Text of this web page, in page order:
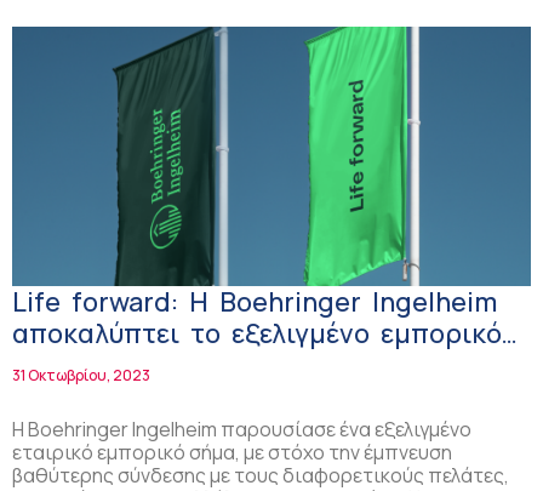
Life forward: Η Boehringer Ingelheim
αποκαλύπτει το εξελιγμένο εμπορικό
σήμα της!
31 Οκτωβρίου, 2023
Η Boehringer Ingelheim παρουσίασε ένα εξελιγμένο
εταιρικό εμπορικό σήμα, με στόχο την έμπνευση
βαθύτερης σύνδεσης με τους διαφορετικούς πελάτες,